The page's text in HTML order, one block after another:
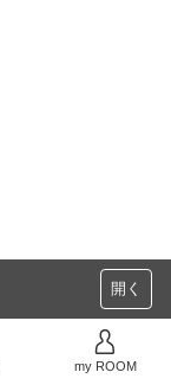
開く
my ROOM